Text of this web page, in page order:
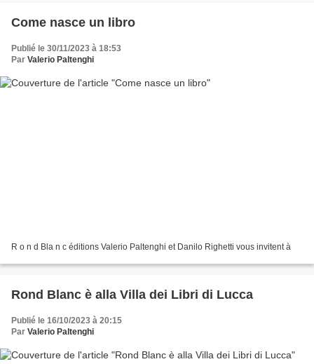
Come nasce un libro
Publié le 30/11/2023 à 18:53
Par Valerio Paltenghi
R o n d Bla n c éditions Valerio Paltenghi et Danilo Righetti vous invitent à
Rond Blanc è alla Villa dei Libri di Lucca
Publié le 16/10/2023 à 20:15
Par Valerio Paltenghi